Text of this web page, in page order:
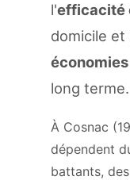
l'efficacité
domicile
long terme.
À Cosnac
dépendent
battants,